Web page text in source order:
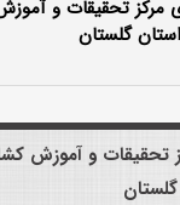
مرکز تحقیقات و
گلستان
تحقیقات و آموزش